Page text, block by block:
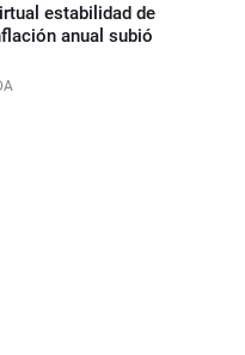
estabilidad de
anual subió